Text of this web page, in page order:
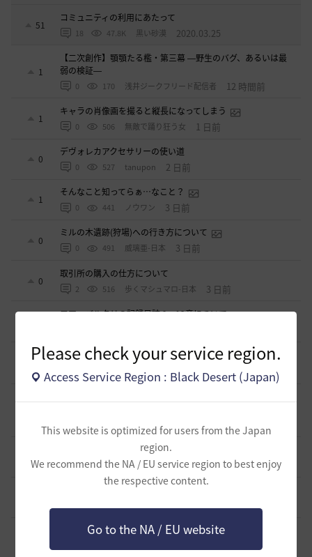
Please check your service region.
Access Service Region : Black Desert (Japan)
This website is optimized for users from the Japan
region.
We recommend the NA / EU service region to best enjoy
the respective content.
Go to the NA / EU website
51
コミュニティの利用にあたって
18 47.8K 黒い砂漠 2020.03.25
1
【二次創作】顎顎たる檻・第三幕 ―野生のバグ、あるいは最
弱の検証―
0 170 浅井ジークフリード配信者 12 時間前
1
キャラの肖像画を撮ると縦長になってしまう
0 506 無敵で踊り狂う女 1 日前
0
デヴォレカアクセサリーの使い道
0 527 tanupon 2 日前
1
そんなこと知ってらぁ…なこと？
0 441 ノウワン 3 日前
0
ミルの木遺跡(狩場)への行き方について
0 491 威璃亜-日本 3 日前
0
取引所の購入の仕方について
2 516 歩くマシュマロ-日本 3 日前
エマ・バルタリの記録日誌 9～12章について
0
止まらない超高速成長、HYPERBOOST
1.1K 黒い砂漠 9 日前
0 888 セルベリア 2026.07.27
0 1K ノウワン 2026.07.24
波に乗って流れ着いた宝の地図の場所
2 938 倉庫の 2026.07.24
週間イベントについて